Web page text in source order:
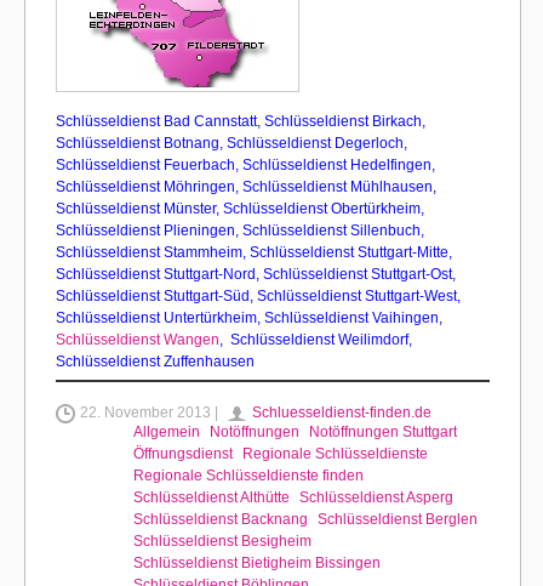
Schlüsseldienst Bad Cannstatt, Schlüsseldienst Birkach,
Schlüsseldienst Botnang, Schlüsseldienst Degerloch,
Schlüsseldienst Feuerbach, Schlüsseldienst Hedelfingen,
Schlüsseldienst Möhringen, Schlüsseldienst Mühlhausen,
Schlüsseldienst Münster, Schlüsseldienst Obertürkheim,
Schlüsseldienst Plieningen, Schlüsseldienst Sillenbuch,
Schlüsseldienst Stammheim, Schlüsseldienst Stuttgart-Mitte,
Schlüsseldienst Stuttgart-Nord , Schlüsseldienst Stuttgart-Ost,
Schlüsseldienst Stuttgart-Süd, Schlüsseldienst Stuttgart-West,
Schlüsseldienst Untertürkheim, Schlüsseldienst Vaihingen,
Schlüsseldienst Wangen, Schlüsseldienst Weilimdorf,
Schlüsseldienst Zuffenhausen
22. November 2013 |
Schluesseldienst-finden.de
Allgemein
Notöffnungen
Notöffnungen Stuttgart
Öffnungsdienst
Regionale Schlüsseldienste
Regionale Schlüsseldienste finden
Schlüsseldienst Althütte
Schlüsseldienst Asperg
Schlüsseldienst Backnang
Schlüsseldienst Berglen
Schlüsseldienst Besigheim
Schlüsseldienst Bietigheim Bissingen